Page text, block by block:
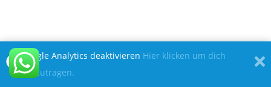
Google Analytics deaktivieren Hier klicken um dich
auszutragen.